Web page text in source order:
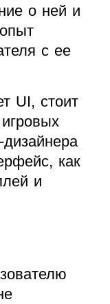
о ней и
с ее
UI, стоит
как
и